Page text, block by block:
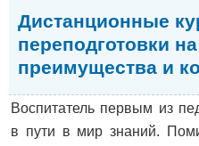
Дистанционные
переподготовки
преимущества и
Воспитатель первым из
в пути в мир знаний.